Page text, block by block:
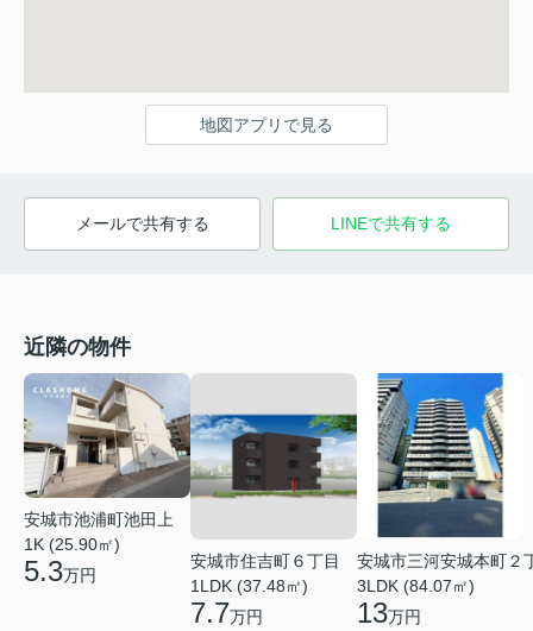
地図アプリで見る
メールで共有する LINEで共有する
近隣の物件
安城市池浦町池田上
1K (25.90㎡)
5.3万円
安城市住吉町６丁目
1LDK (37.48㎡)
7.7万円
安城市三河安城本町２
3LDK (84.07㎡)
13万円